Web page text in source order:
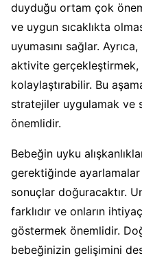
duyduğu ortam çok
ve uygun sıcaklıkta
uyumasını sağlar.
aktivite
kolaylaştırabilir. Bu
stratejiler uygulamak ve
önemlidir.
Bebeğin uyku
gerektiğinde
sonuçlar doğuracaktır.
farklıdır ve onların
göstermek önemlidir.
bebeğinizin gelişimini